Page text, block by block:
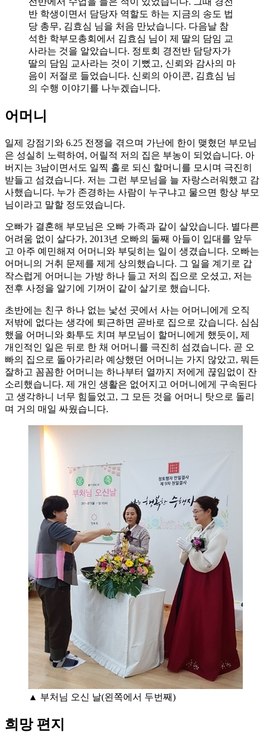
반 학생이면서 담당자 역할도 하는 지금의 송도 법
당 총무, 김효심 님을 처음 만났습니다. 다음날 참
석한 학부모총회에서 김효심 님이 제 딸의 담임 교
사라는 것을 알았습니다. 정토회 경전반 담당자가
딸의 담임 교사라는 것이 기뻤고, 신뢰와 감사의 마
음이 저절로 들었습니다. 신뢰의 아이콘, 김효심 님
의 수행 이야기를 나누겠습니다.
어머니
일제 강점기와 6.25 전쟁을 겪으며 가난에 한이 맺혔던 부모님
은 성실히 노력하여, 어릴적 저의 집은 부농이 되었습니다. 아
버지는 3남이면서도 일찍 홀로 되신 할머니를 모시며 극진히
받들고 섬겼습니다. 저는 그런 부모님을 늘 자랑스러워했고 감
사했습니다. 누가 존경하는 사람이 누구냐고 물으면 항상 부모
님이라고 말할 정도였습니다.
오빠가 결혼해 부모님은 오빠 가족과 같이 살았습니다. 별다른
어려움 없이 살다가, 2013년 오빠의 둘째 아들이 입대를 앞두
고 아주 예민해져 어머니와 부딪히는 일이 생겼습니다. 오빠는
어머니의 거취 문제를 제게 상의했습니다. 그 일을 계기로 갑
작스럽게 어머니는 가방 하나 들고 저의 집으로 오셨고, 저는
전후 사정을 알기에 기꺼이 같이 살기로 했습니다.
초반에는 친구 하나 없는 낯선 곳에서 사는 어머니에게 오직
저밖에 없다는 생각에 퇴근하면 곧바로 집으로 갔습니다. 심심
했을 어머니와 화투도 치며 부모님이 할머니에게 했듯이, 제
개인적인 일은 뒤로 한 채 어머니를 극진히 섬겼습니다. 곧 오
빠의 집으로 돌아가리라 예상했던 어머니는 가지 않았고, 뭐든
잘하고 꼼꼼한 어머니는 하나부터 열까지 저에게 끊임없이 잔
소리했습니다. 제 개인 생활은 없어지고 어머니에게 구속된다
고 생각하니 너무 힘들었고, 그 모든 것을 어머니 탓으로 돌리
며 거의 매일 싸웠습니다.
▲ 부처님 오신 날(왼쪽에서 두번째)
희망 편지